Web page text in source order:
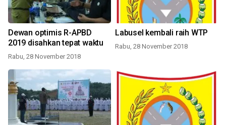
Dewan optimis R-APBD
2019 disahkan tepat waktu
Rabu, 28 November 2018
Labusel kembali raih WTP
Rabu, 28 November 2018